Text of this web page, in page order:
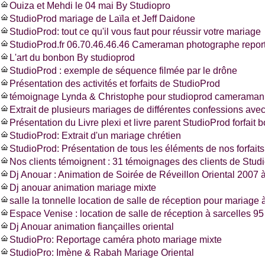
Ouiza et Mehdi le 04 mai By Studiopro
StudioProd mariage de Laïla et Jeff Daidone
StudioProd: tout ce qu'il vous faut pour réussir votre mariage
StudioProd.fr 06.70.46.46.46 Cameraman photographe
L'art du bonbon By studioprod
StudioProd : exemple de séquence filmée par le drône
Présentation des activités et forfaits de StudioProd
témoignage Lynda & Christophe pour studioprod
Extrait de plusieurs mariages de différentes confessions
Présentation du Livre plexi et livre parent StudioProd forfait
StudioProd: Extrait d'un mariage chrétien
StudioProd: Présentation de tous les éléments de nos forfaits
Nos clients témoignent : 31 témoignages des clients de
Dj Anouar : Animation de Soirée de Réveillon Oriental 2007
Dj anouar animation mariage mixte
salle la tonnelle location de salle de réception pour mariage
Espace Venise : location de salle de réception à sarcelles
Dj Anouar animation fiançailles oriental
StudioPro: Reportage caméra photo mariage mixte
StudioPro: Imène & Rabah Mariage Oriental